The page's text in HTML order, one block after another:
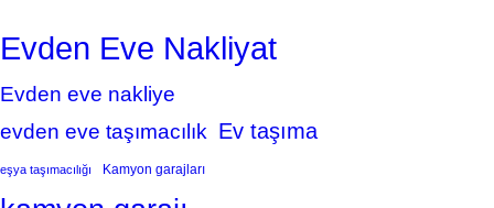
Evden Eve Nakliyat
Evden eve nakliye
evden eve taşımacılık Ev taşıma
eşya taşımacılığı Kamyon garajları